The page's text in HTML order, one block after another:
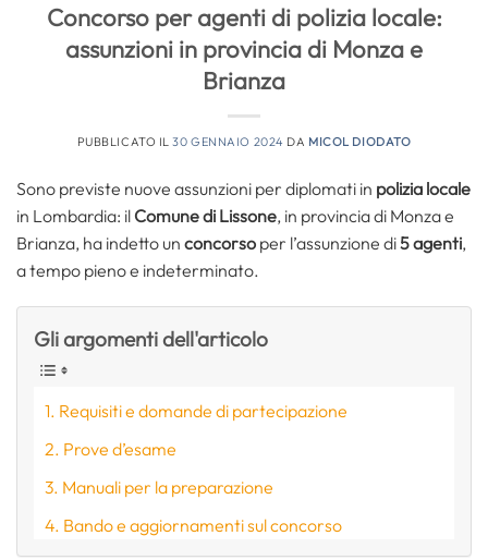
Concorso per agenti di polizia locale:
assunzioni in provincia di Monza e
Brianza
PUBBLICATO IL30 GENNAIO 2024 DA MICOL DIODATO
Sono previste nuove assunzioni per diplomati in polizia locale
in Lombardia: il Comune di Lissone, in provincia di Monza e
Brianza, ha indetto un concorso per l’assunzione di5 agenti,
a tempo pieno e indeterminato.
Gli argomenti dell'articolo
Requisiti e domande di partecipazione
Prove d’esame
Manuali per la preparazione
Bando e aggiornamenti sul concorso